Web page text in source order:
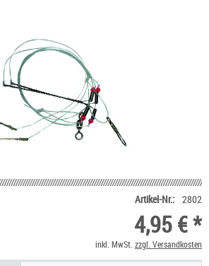
Artikel-Nr.: 2802
4,95 € *
inkl. MwSt. zzgl. Versandkosten